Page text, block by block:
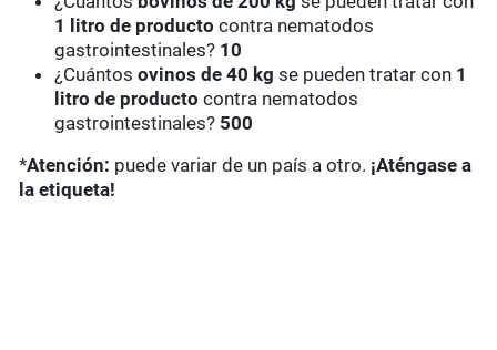
1 litro de producto contra nematodos
gastrointestinales? 10
¿Cuántosovinos de 40 kg se pueden tratar con 1
litro de producto contra nematodos
gastrointestinales? 500
*Atención: puede variar de un país a otro. ¡Aténgase a
la etiqueta!